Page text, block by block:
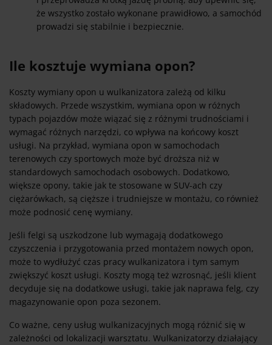
że wszystko zostało wykonane prawidłowo, a samochód
prowadzi się stabilnie i bezpiecznie.
Ile kosztuje wymiana opon?
Koszty wymiany opon u wulkanizatora zależą od kilku
składowych. Przede wszystkim, wymiana opon w różnych
typach pojazdów może wiązać się z różnymi trudnościami i
wymagać różnych narzędzi, co wpływa na końcowy koszt
usługi. Na przykład, wymiana opon w samochodach
terenowych czy sportowych może być droższa niż w
standardowych samochodach osobowych. Dodatkowo,
większe opony, takie jak te stosowane w SUV-ach czy
ciężarówkach, są cięższe i trudniejsze w montażu, co również
może podnosić cenę wymiany.
Jeśli felgi są uszkodzone lub wymagają dodatkowego
czyszczenia i przygotowania przed montażem nowych opon,
może to wydłużyć czas pracy wulkanizatora i tym samym
zwiększyć koszt usługi. Koszty mogą też wzrosnąć, jeśli klient
decyduje się na dodatkowe usługi, takie jak naprawa felg, czy
magazynowanie opon poza sezonem.
Co ważne, ceny usług wulkanizacyjnych mogą różnić się w
zależności od lokalizacji warsztatu. Wulkanizatorzy działający